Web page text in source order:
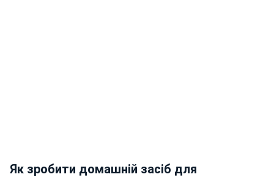
Як зробити домашній засіб для